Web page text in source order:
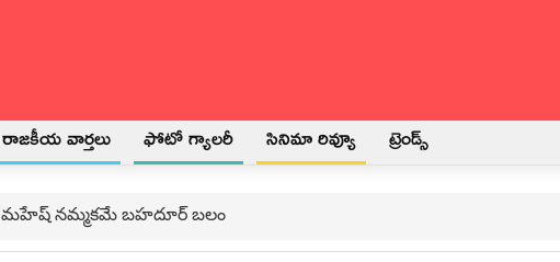
రాజకీయ వార్తలు ఫోటో గ్యాలరీ సినిమా రివ్యూ ట్రెండ్స్
మహేష్ నమ్మకమే బహదూర్ బలం